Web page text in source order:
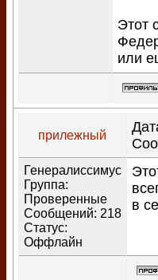
Этот
или
прилежный
Генералиссимус
Группа:
Проверенные
Сообщений: 218
Статус:
Оффлайн
в